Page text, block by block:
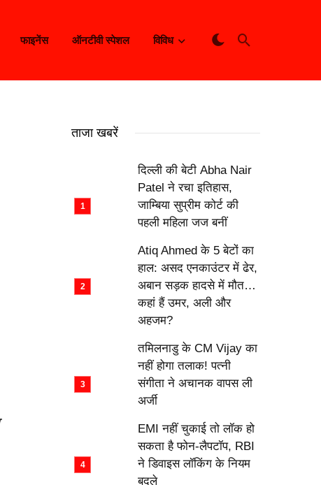
फाइनेंस ऑनटीवी स्पेशल विविध
ताजा खबरें
दिल्ली की बेटी Abha Nair
Patel ने रचा इतिहास,
जाम्बिया सुप्रीम कोर्ट की
पहली महिला जज बनीं
Atiq Ahmed के 5 बेटों का
हाल: असद एनकाउंटर में ढेर,
अबान सड़क हादसे में मौत…
कहां हैं उमर, अली और
अहजम?
तमिलनाडु के CM Vijay का
नहीं होगा तलाक! पत्नी
संगीता ने अचानक वापस ली
अर्जी
EMI नहीं चुकाई तो लॉक हो
सकता है फोन-लैपटॉप, RBI
ने डिवाइस लॉकिंग के नियम
बदले